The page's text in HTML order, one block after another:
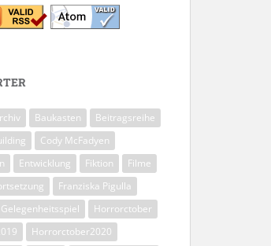
Baukasten
Beitragsreihe
Cody McFadyen
Entwicklung Fiktion
Filme
Franziska Pigulla
Gelegenheitsspiel
Horrorctober
Horrorctober2020